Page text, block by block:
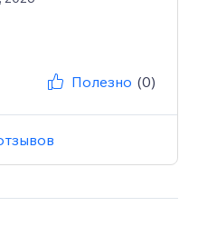
Полезно (0)